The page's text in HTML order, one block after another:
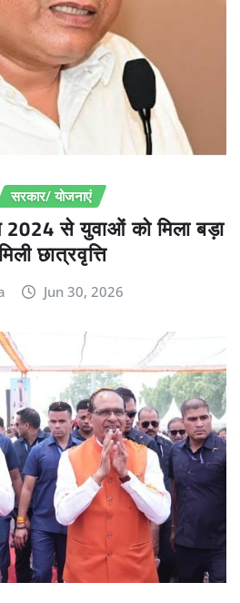
सरकार/ योजनाएं
2024 से युवाओं को मिला बड़ा
छात्रवृत्ति
Jun 30, 2026